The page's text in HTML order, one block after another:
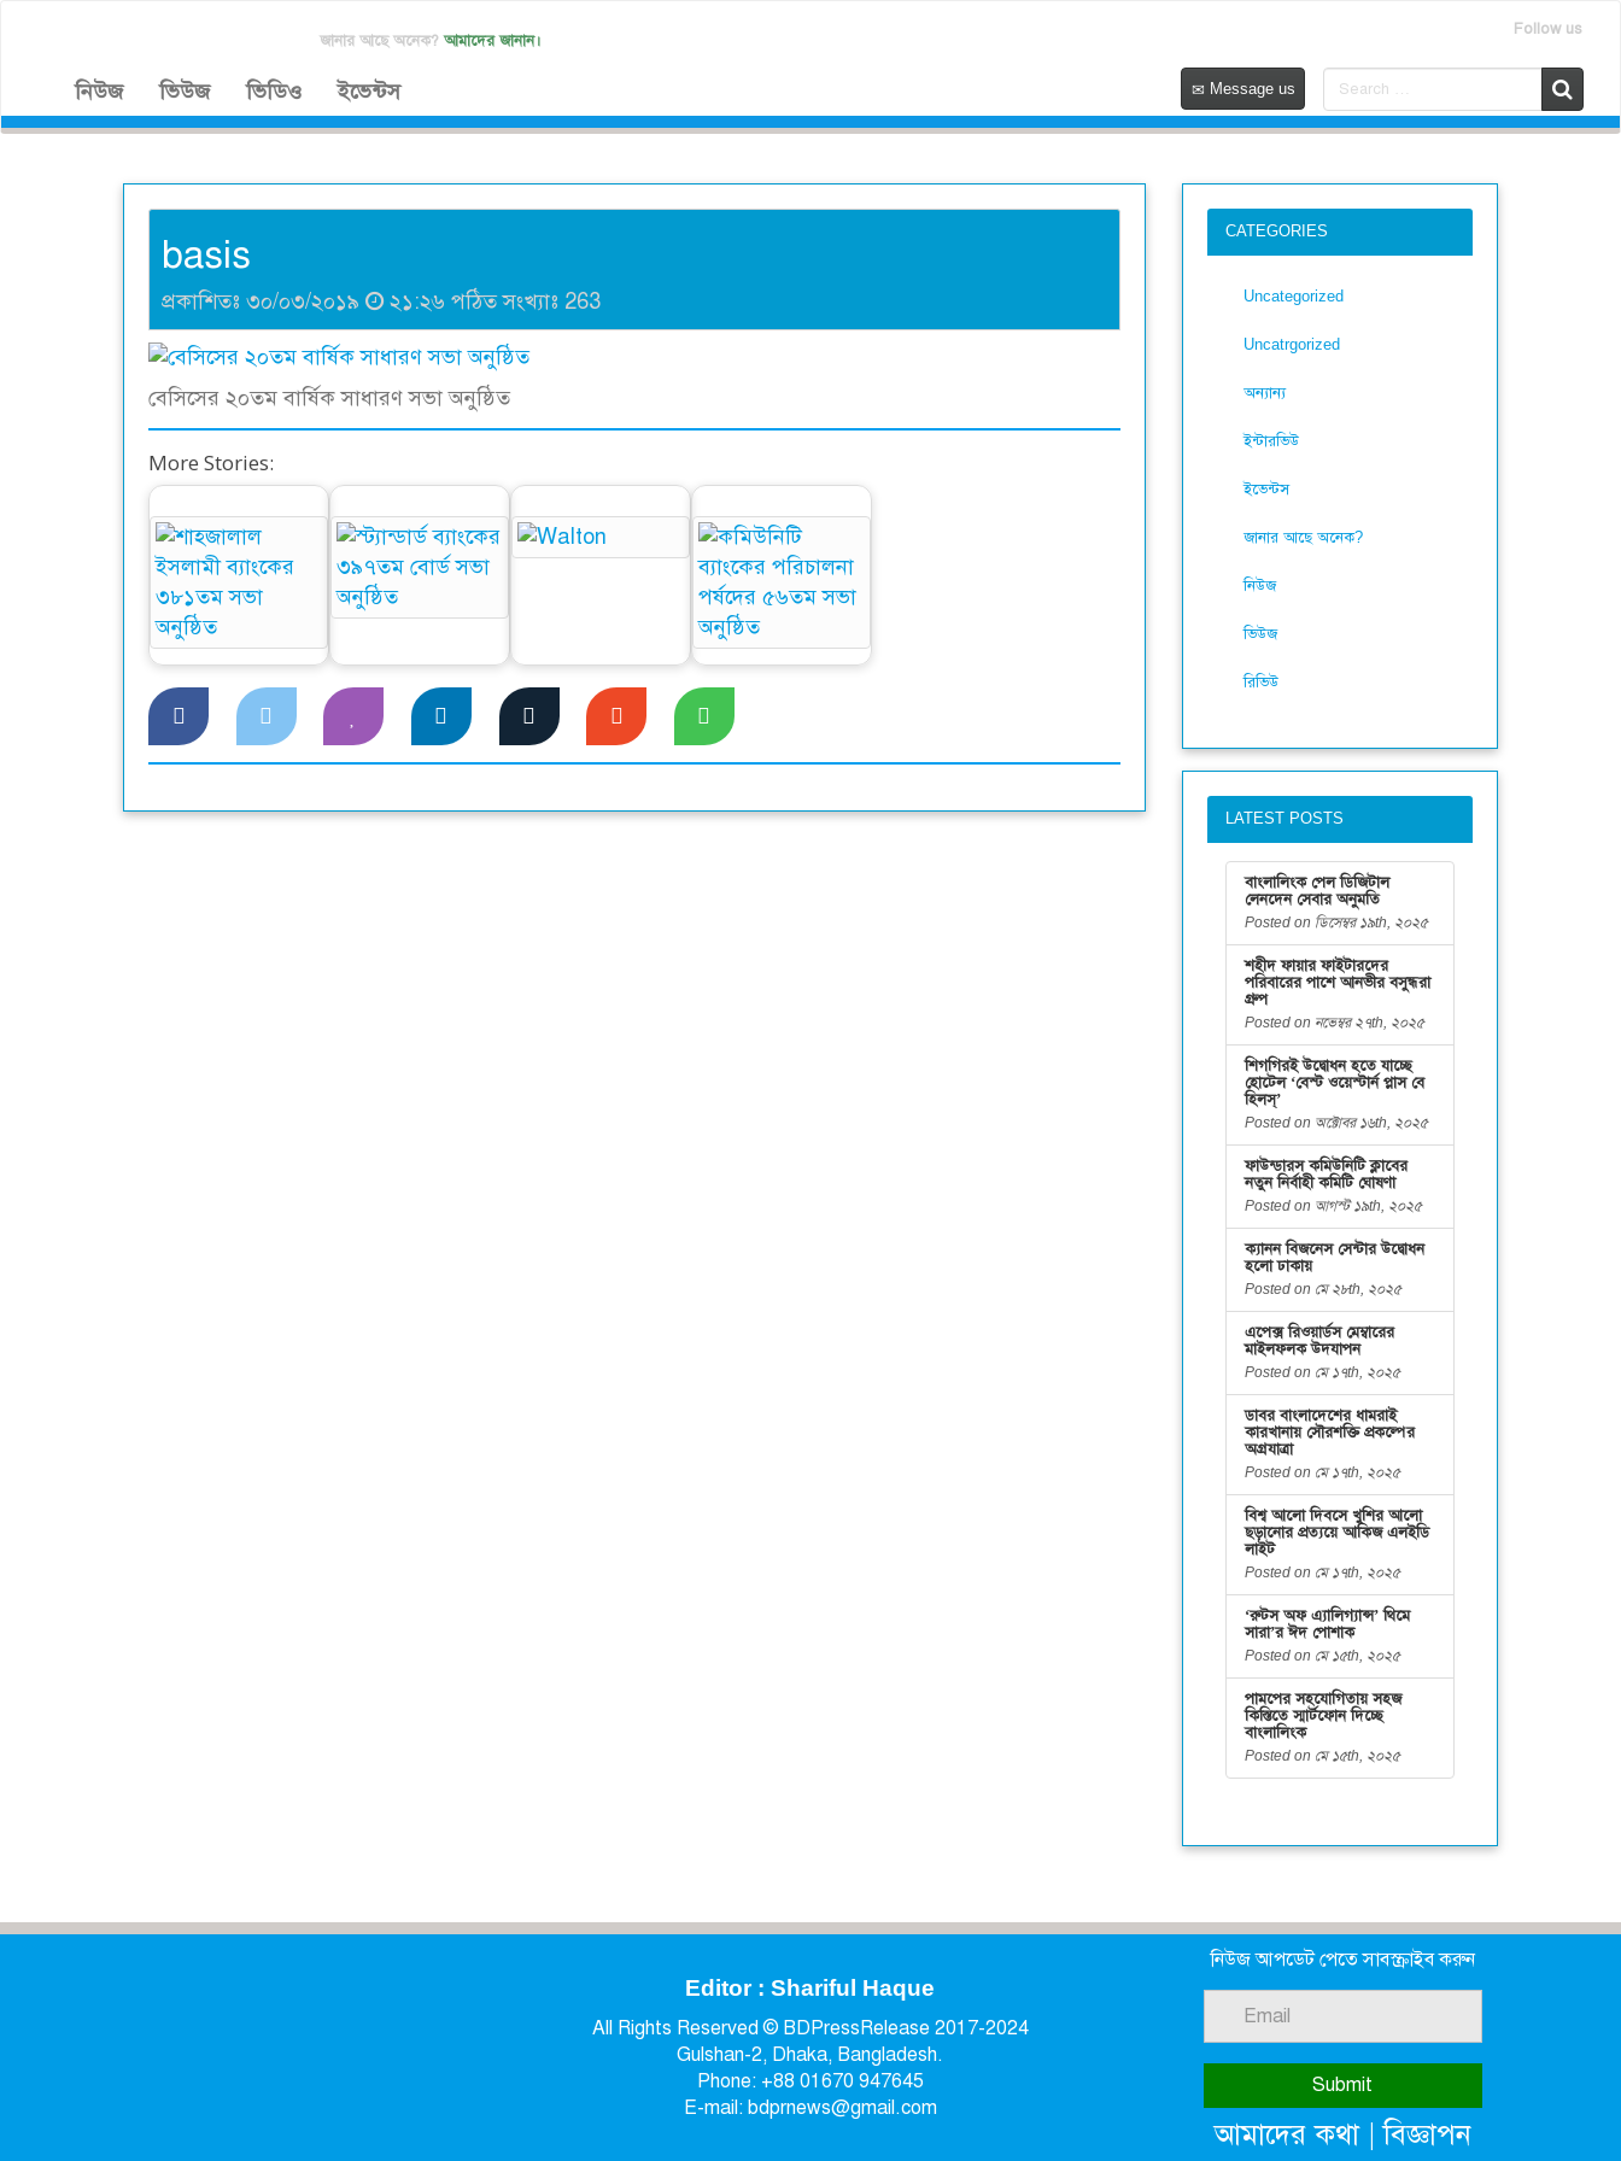
জানার আছে অনেক? আমাদের জানান।
Follow us
নিউজ ভিউজ ভিডিও ইভেন্টস Message us
basis
প্রকাশিতঃ ৩০/০৩/২০১৯ ২১:২৬ পঠিত সংখ্যাঃ 263
বেসিসের ২০তম বার্ষিক সাধারণ সভা অনুষ্ঠিত
More Stories:
শাহ্জালাল ইসলামী
ব্যাংকের ৩৮১তম সভা
অনুষ্ঠিত
স্ট্যান্ডার্ড ব্যাংকের
কমিউনিটি ব্যাংকের
পরিচালনা পর্ষদের
৫৬তম সভা অনুষ্ঠিত
CATEGORIES
Uncategorized
Uncatrgorized
অন্যান্য
ইন্টারভিউ
ইভেন্টস
জানার আছে অনেক?
নিউজ
ভিউজ
রিভিউ
LATEST POSTS
বাংলালিংক পেল ডিজিটাল
লেনদেন সেবার অনুমতি
Posted on ডিসেম্বর ১৯th, ২০২৫
শহীদ ফায়ার ফাইটারদের
পরিবারের পাশে আনভীর বসুন্ধরা
গ্রুপ
Posted on নভেম্বর ২৭th, ২০২৫
শিগগিরই উদ্বোধন হতে যাচ্ছে
হোটেল ‘বেস্ট ওয়েস্টার্ন প্লাস বে
হিলস্’
Posted on অক্টোবর ১৬th, ২০২৫
ফাউন্ডারস কমিউনিটি ক্লাবের
নতুন নির্বাহী কমিটি ঘোষণা
Posted on আগস্ট ১৯th, ২০২৫
ক্যানন বিজনেস সেন্টার উদ্বোধন
হলো ঢাকায়
Posted on মে ২৮th, ২০২৫
এপেক্স রিওয়ার্ডস মেম্বারের
মাইলফলক উদযাপন
Posted on মে ১৭th, ২০২৫
ডাবর বাংলাদেশের ধামরাই
কারখানায় সৌরশক্তি প্রকল্পের
অগ্রযাত্রা
Posted on মে ১৭th, ২০২৫
বিশ্ব আলো দিবসে খুশির আলো
ছড়ানোর প্রত্যয়ে আকিজ এলইডি
লাইট
Posted on মে ১৭th, ২০২৫
‘রুটস অফ এ্যালিগ্যান্স’ থিমে
সারা’র ঈদ পোশাক
Posted on মে ১৫th, ২০২৫
পামপের সহযোগিতায় সহজ
কিস্তিতে স্মার্টফোন দিচ্ছে
বাংলালিংক
Posted on মে ১৫th, ২০২৫
Editor : Shariful Haque
All Rights Reserved © BDPressRelease 2017-2024
Gulshan-2, Dhaka, Bangladesh.
Phone: +88 01670 947645
E-mail: bdprnews@gmail.com
নিউজ আপডেট পেতে সাবস্ক্রাইব করুন
আমাদের কথা|বিজ্ঞাপন